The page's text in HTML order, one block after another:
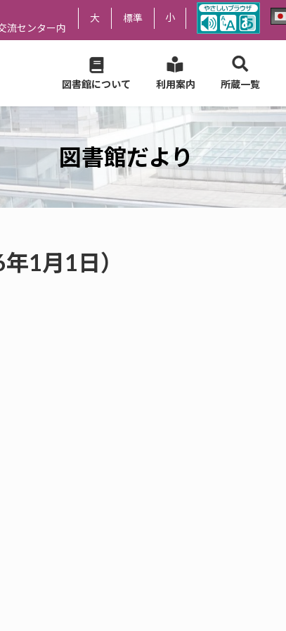
流センター内
大 標準 小
図書館について 利用案内 所蔵一覧
図書館だより
1月1日）